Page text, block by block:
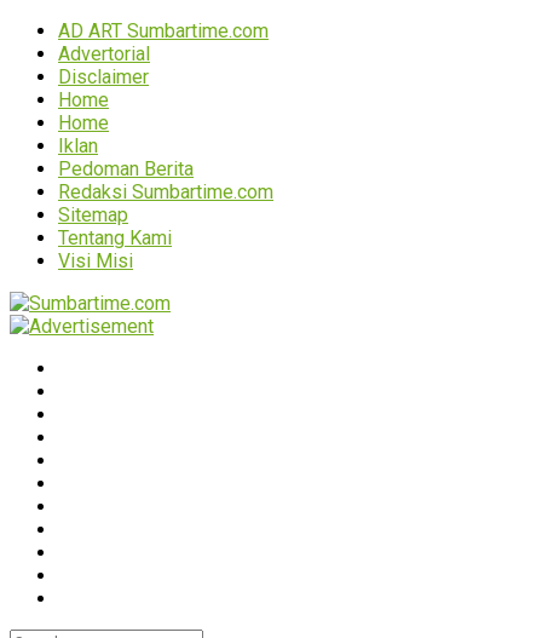
AD ART Sumbartime.com
Advertorial
Disclaimer
Home
Home
Iklan
Pedoman Berita
Redaksi Sumbartime.com
Sitemap
Tentang Kami
Visi Misi